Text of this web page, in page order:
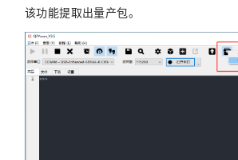
该功能提取出量产包。